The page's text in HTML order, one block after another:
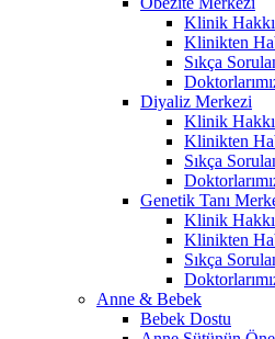
Klinik
Klinikten
Sıkça
Diyaliz Merkezi
Klinik
Klinikten
Sıkça
Genetik Tanı
Klinik
Klinikten
Sıkça
Anne & Bebek
Bebek Dostu